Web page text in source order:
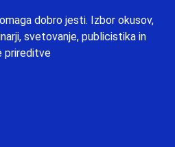
dobro jesti. Izbor okusov,
svetovanje, publicistika in
prireditve